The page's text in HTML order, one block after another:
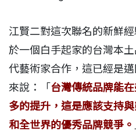
江賢二對這次聯名的新鮮
於一個白手起家的台灣本
代藝術家合作，這已經是
來說：「 台灣傳統品牌能
多的提升，這是應該支持
和全世界的優秀品牌競爭。